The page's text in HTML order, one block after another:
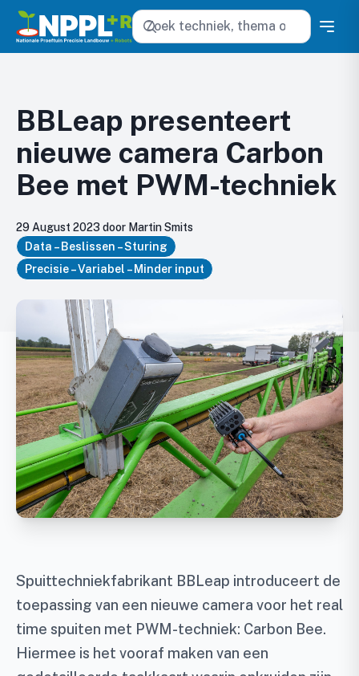
Zoeken
BBLeap presenteert
nieuwe camera Carbon
Bee met PWM-techniek
29 August 2023 door Martin Smits
Data – Beslissen – Sturing
Precisie – Variabel – Minder input
Spuittechniekfabrikant BBLeap introduceert de
toepassing van een nieuwe camera voor het real
time spuiten met PWM-techniek: Carbon Bee.
Hiermee is het vooraf maken van een